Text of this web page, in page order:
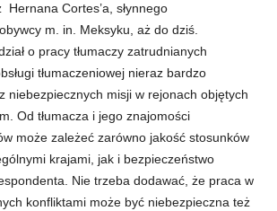
Cortes’a, słynnego
m. in. Meksyku, aż do dziś.
o pracy tłumaczy zatrudnianych
tłumaczeniowej nieraz bardzo
niebezpiecznych misji w rejonach objętych
Od tłumacza i jego znajomości
może zależeć zarówno jakość stosunków
krajami, jak i bezpieczeństwo
Nie trzeba dodawać, że praca w
konfliktami może być niebezpieczna też